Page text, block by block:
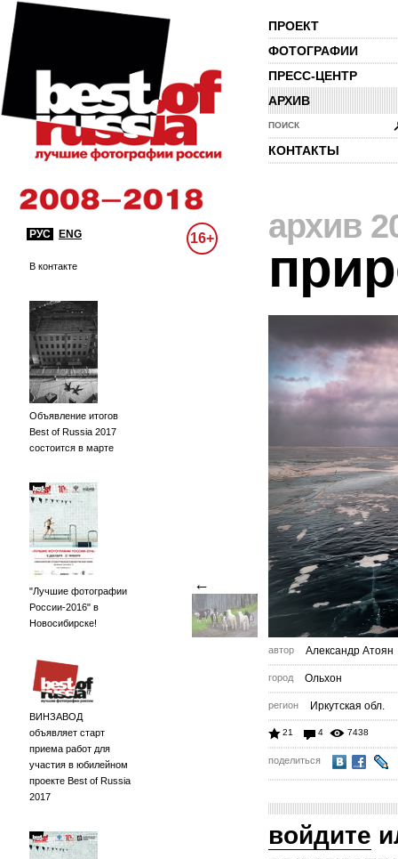
ПРОЕКТ
ФОТОГРАФИИ
ПРЕСС-ЦЕНТР
АРХИВ
ПОИСК
КОНТАКТЫ
РУС ENG 16+
В контакте
Объявление итогов
Best of Russia 2017
состоится в марте
"Лучшие фотографии
России-2016" в
Новосибирске!
ВИНЗАВОД
объявляет старт
приема работ для
участия в юбилейном
проекте Best of Russia
2017
архив
←
автор Александр Атоян
город Ольхон
регион Иркутская обл.
21 4 7438
поделиться
войдите